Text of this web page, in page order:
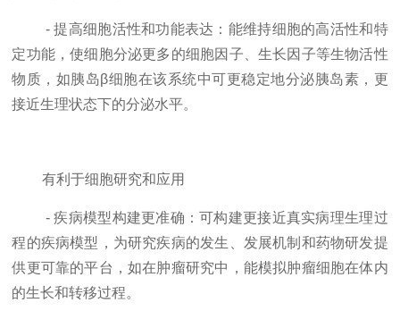
- 提高细胞活性和功能表达：能维持细胞的高活性和特
定功能，使细胞分泌更多的细胞因子、生长因子等生物活性
物质，如胰岛β细胞在该系统中可更稳定地分泌胰岛素，更
接近生理状态下的分泌水平。
有利于细胞研究和应用
- 疾病模型构建更准确：可构建更接近真实病理生理过
程的疾病模型，为研究疾病的发生、发展机制和药物研发提
供更可靠的平台，如在肿瘤研究中，能模拟肿瘤细胞在体内
的生长和转移过程。